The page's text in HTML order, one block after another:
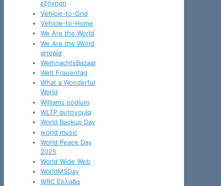
εξήγηση
Vehicle-to-Grid
Vehicle-to-Home
We Are the World
We Are the World
ιστορία
WeihnachtsBazaar
Welt Frauentag
What a Wonderful
World
Williams podium
WLTP αυτονομία
World Backup Day
world music
World Peace Day
2025
World Wide Web
WorldMSDay
WRC Ελλάδα